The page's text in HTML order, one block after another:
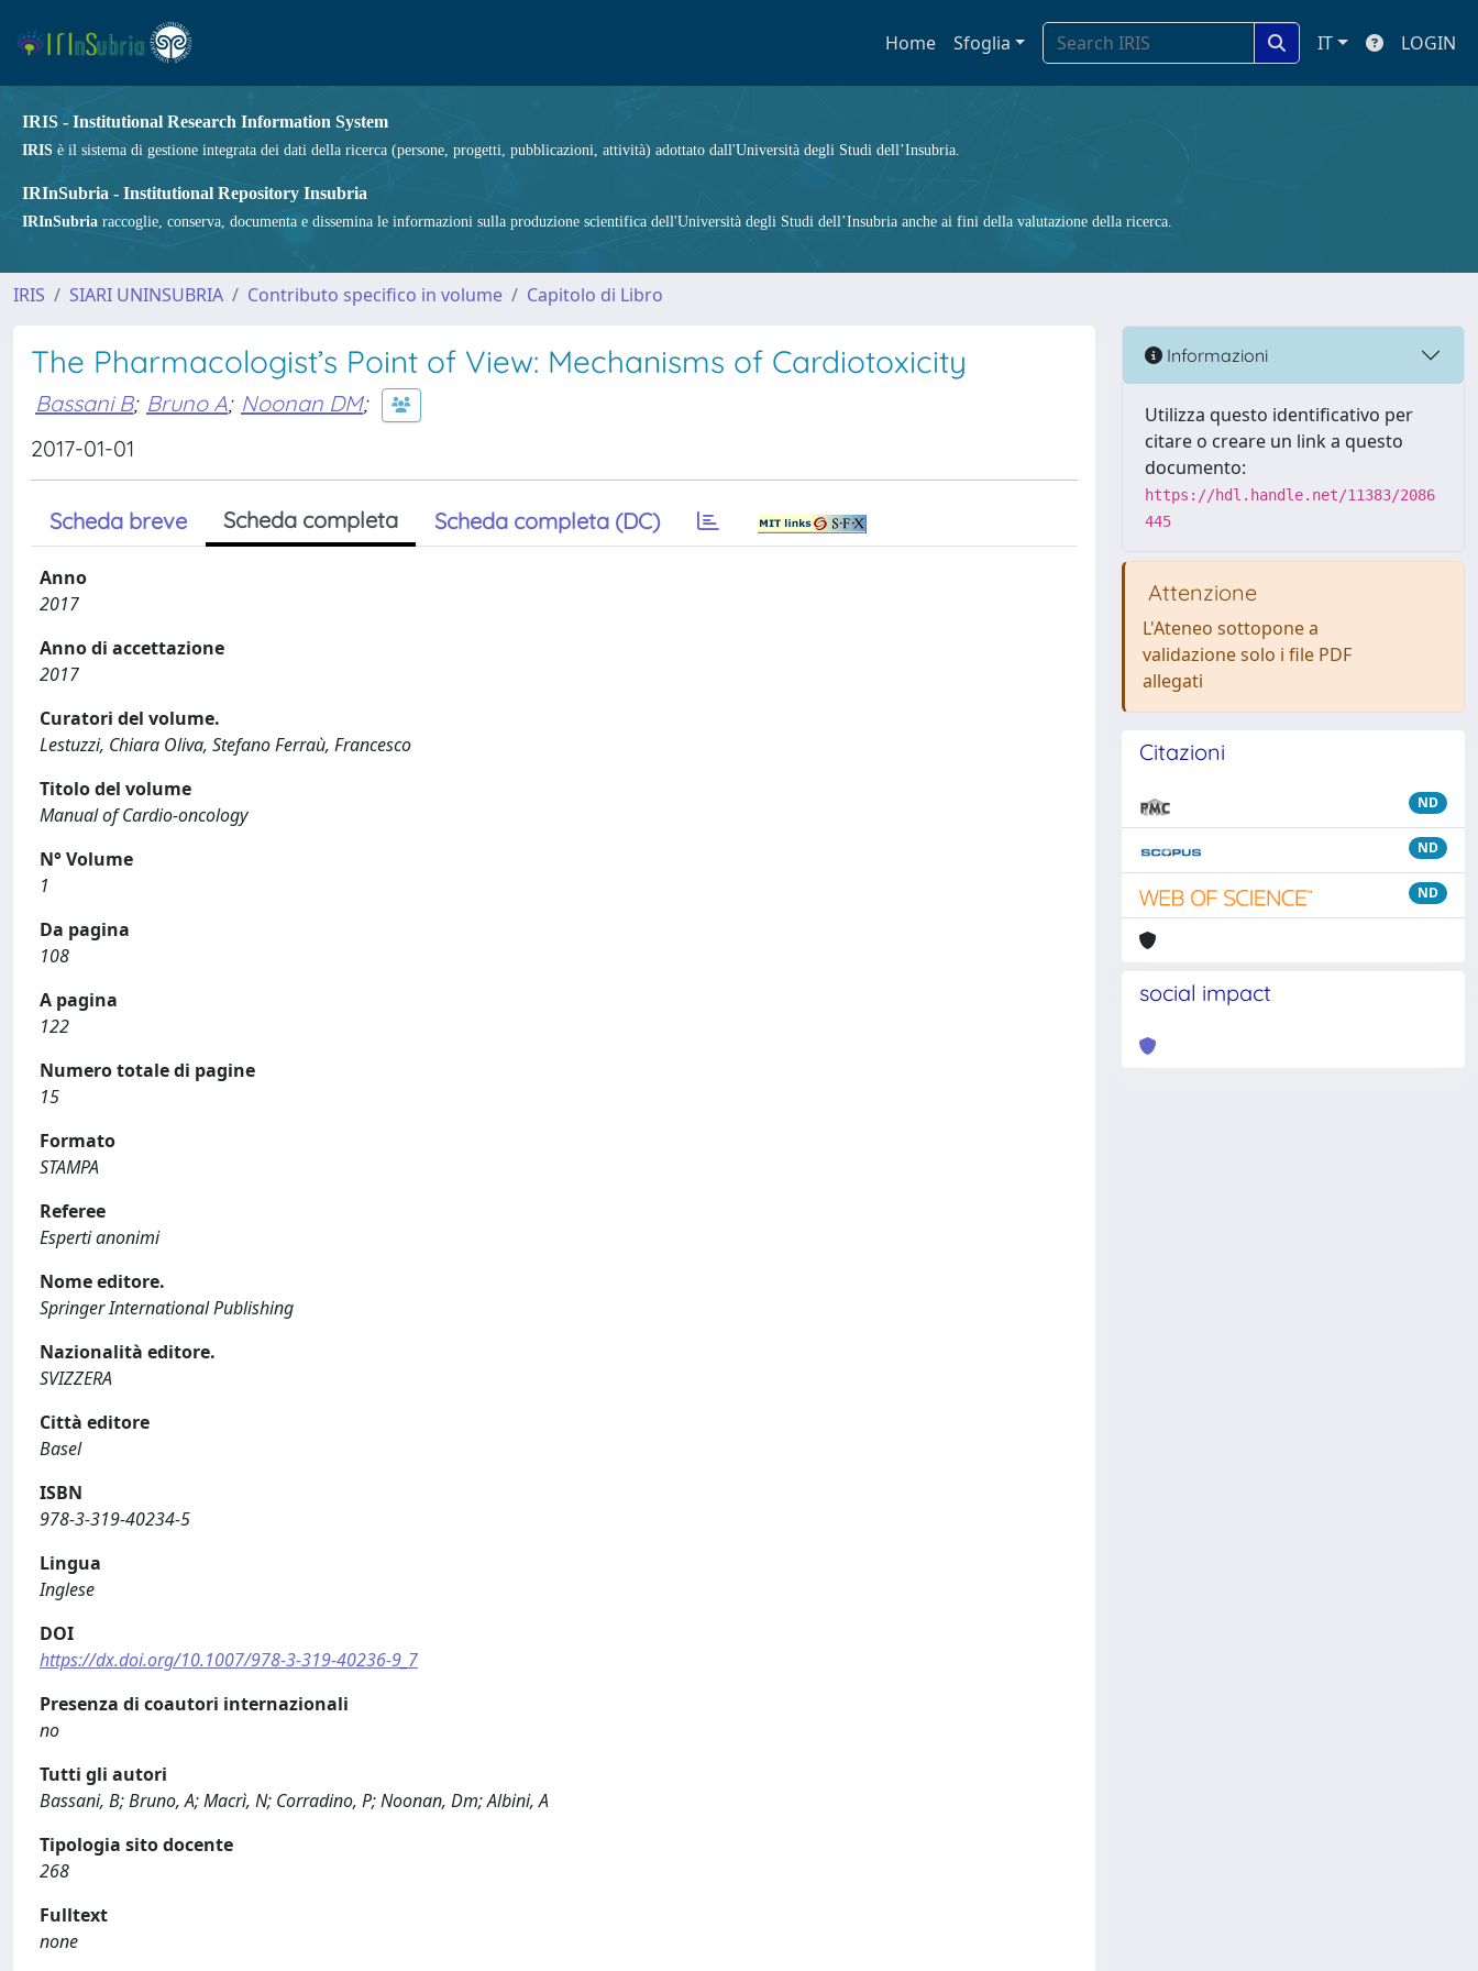
Home Sfoglia IT LOGIN
IRIS - Institutional Research Information System
IRIS è il sistema di gestione integrata dei dati della ricerca (persone, progetti, pubblicazioni, attività) adottato dall'Università degli Studi dell’Insubria.
IRInSubria - Institutional Repository Insubria
IRInSubria raccoglie, conserva, documenta e dissemina le informazioni sulla produzione scientifica dell'Università degli Studi dell’Insubria anche ai fini della valutazione della ricerca.
IRIS SIARI UNINSUBRIA Contributo specifico in volume Capitolo di Libro
The Pharmacologist’s Point of View: Mechanisms of Cardiotoxicity
Bassani B; Bruno A; Noonan DM;
2017-01-01
Scheda breve Scheda completa Scheda completa (DC)
Anno
2017
Anno di accettazione
2017
Curatori del volume.
Lestuzzi, Chiara Oliva, Stefano Ferraù, Francesco
Titolo del volume
Manual of Cardio-oncology
N° Volume
1
Da pagina
108
A pagina
122
Numero totale di pagine
15
Formato
STAMPA
Referee
Esperti anonimi
Nome editore.
Springer International Publishing
Nazionalità editore.
SVIZZERA
Città editore
Basel
ISBN
978-3-319-40234-5
Lingua
Inglese
DOI
https://dx.doi.org/10.1007/978-3-319-40236-9_7
Presenza di coautori internazionali
no
Tutti gli autori
Bassani, B; Bruno, A; Macrì, N; Corradino, P; Noonan, Dm; Albini, A
Tipologia sito docente
268
Fulltext
none
Informazioni
Utilizza questo identificativo per
citare o creare un link a questo
documento:
https://hdl.handle.net/11383/2086
445
Attenzione
L'Ateneo sottopone a
validazione solo i file PDF
allegati
Citazioni
ND
ND
ND
social impact